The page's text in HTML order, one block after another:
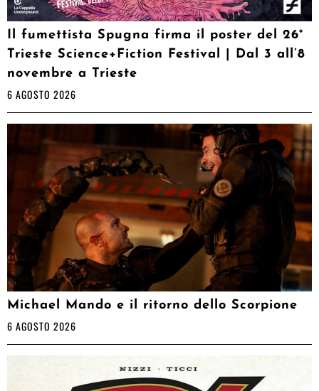
Il fumettista Spugna firma il poster del 26°
Trieste Science+Fiction Festival | Dal 3 all’8
novembre a Trieste
6 AGOSTO 2026
Michael Mando e il ritorno dello Scorpione
6 AGOSTO 2026